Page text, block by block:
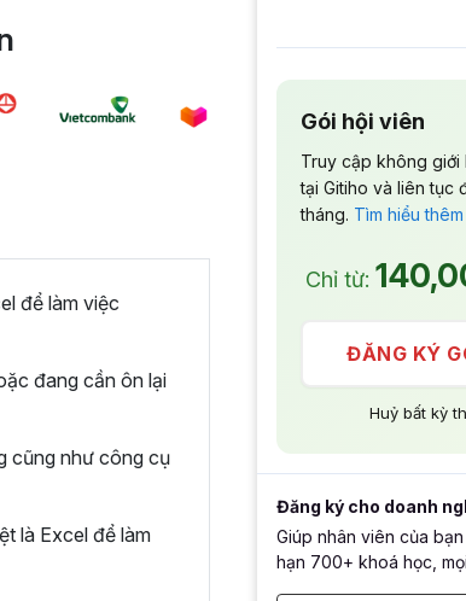
để làm việc
đang cần ôn lại
cũng như công cụ
là Excel để làm
Gói hội viên
Truy cập không
tại Gitiho và liên tục
tháng. Tìm hiểu thêm
Chỉ từ:
ĐĂNG KÝ
Huỷ bất kỳ
Đăng ký cho doanh
Giúp nhân viên của
hạn 700+ khoá học,